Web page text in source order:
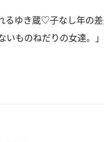
ゆき蔵♡子なし年の
ものねだりの女達。